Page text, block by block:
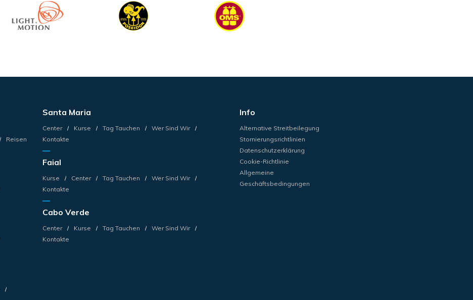
Reisen
Santa Maria
Center Kurse Tag Tauchen
Wer Sind Wir
Kontakte
Faial
Kurse Center Tag Tauchen
Wer Sind Wir
Kontakte
Cabo Verde
Center Kurse Tag Tauchen
Wer Sind Wir
Kontakte
Info
Alternative Streitbeilegung
Stornierungsrichtlinien
Datenschutzerklärung
Cookie-Richtlinie
Allgemeine
Geschäftsbedingungen